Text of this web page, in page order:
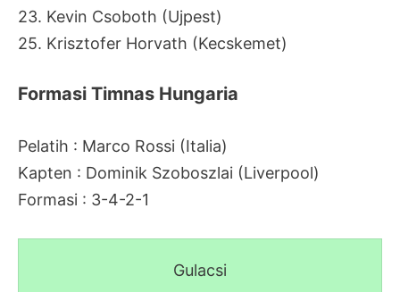
23. Kevin Csoboth (Ujpest)
25. Krisztofer Horvath (Kecskemet)
Formasi Timnas Hungaria
Pelatih : Marco Rossi (Italia)
Kapten : Dominik Szoboszlai (Liverpool)
Formasi : 3-4-2-1
Gulacsi